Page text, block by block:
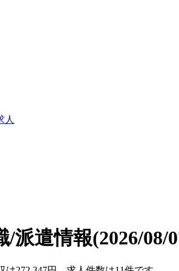
人
/派遣情報(2026/08/